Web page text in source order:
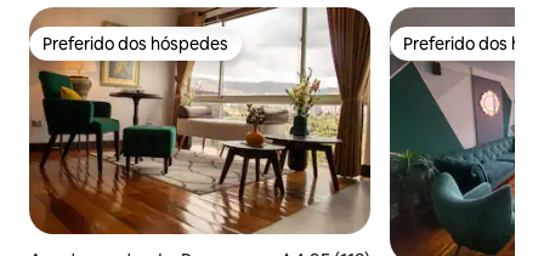
Preferido dos hóspedes
Preferido dos hóspedes Preferido dos
Preferido dos